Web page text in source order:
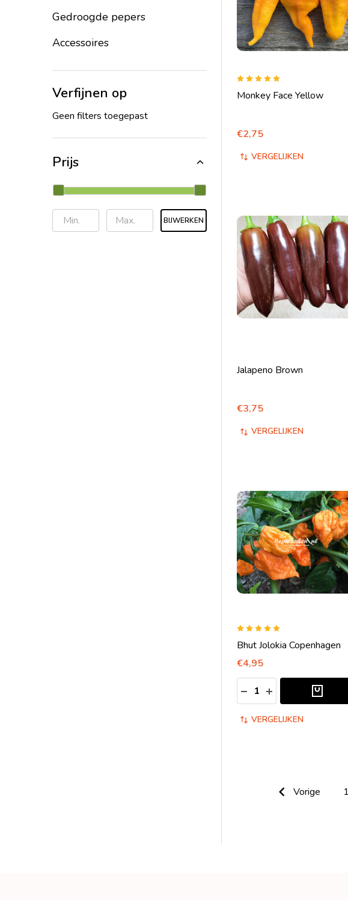
Gedroogde pepers
Accessoires
Verfijnen op
Geen filters toegepast
Prijs
BIJWERKEN
Monkey Face Yellow
€2,75
VERGELIJKEN
Jalapeno Brown
€3,75
VERGELIJKEN
Bhut Jolokia Copenhagen
€4,95
Aantal:
HOEVEELHEID
HOEVEELHEID
VERGELIJKEN
Vorige